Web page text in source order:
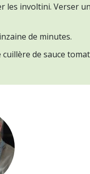
involtini. Verser
de minutes.
de sauce